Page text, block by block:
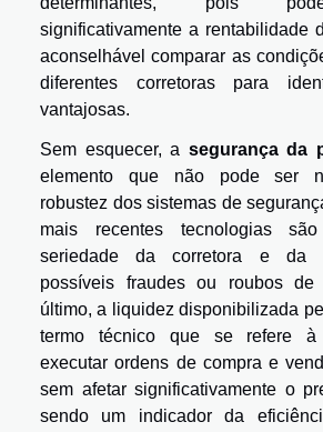
significativamente a rentabilidade
aconselhável comparar as
diferentes corretoras para
vantajosas.
Sem esquecer, a segurança da
elemento que não pode ser
robustez dos sistemas de
mais recentes tecnologias
seriedade da corretora e da
possíveis fraudes ou roubos de
último, a liquidez disponibilizada
termo técnico que se refere à
executar ordens de compra e
sem afetar significativamente o
sendo um indicador da